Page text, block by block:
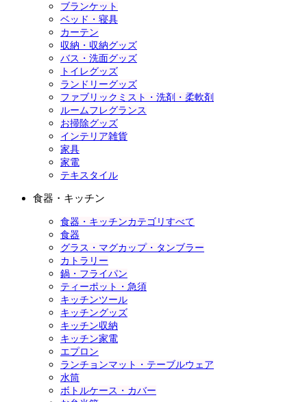
ブランケット
ベッド・寝具
カーテン
収納・収納グッズ
バス・洗面グッズ
トイレグッズ
ランドリーグッズ
ファブリックミスト・洗剤・柔軟剤
ルームフレグランス
お掃除グッズ
インテリア雑貨
家具
家電
テキスタイル
食器・キッチン
食器・キッチンカテゴリすべて
食器
グラス・マグカップ・タンブラー
カトラリー
鍋・フライパン
ティーポット・急須
キッチンツール
キッチングッズ
キッチン収納
キッチン家電
エプロン
ランチョンマット・テーブルウェア
水筒
ボトルケース・カバー